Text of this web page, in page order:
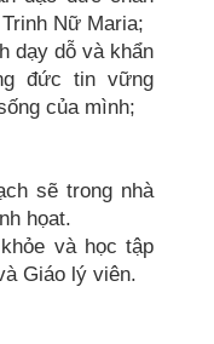
Nữ Maria;
dạy dỗ và khẩn
đức tin vững
của mình;
sẽ trong nhà
họat.
và học tập
Giáo lý viên.